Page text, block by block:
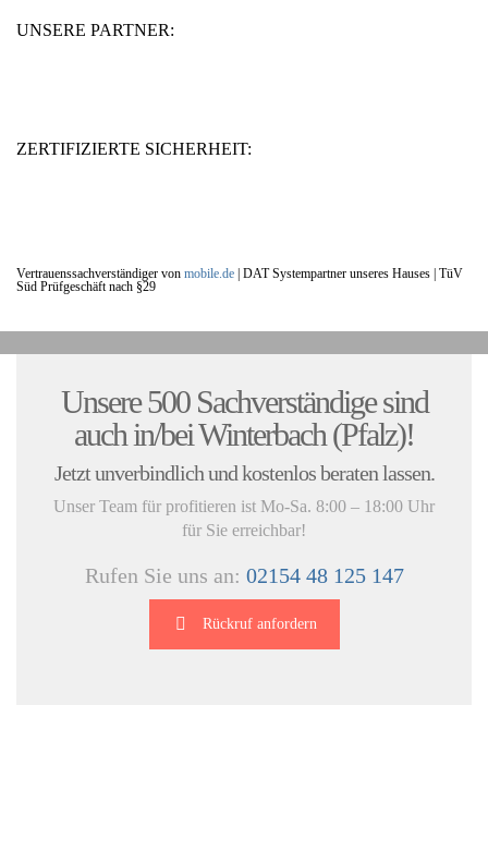
UNSERE PARTNER:
ZERTIFIZIERTE SICHERHEIT:
Vertrauenssachverständiger von mobile.de DAT Systempartner unseres Hauses | TüV
Süd Prüfgeschäft nach §29
Unsere 500 Sachverständige sind
auch in/bei Winterbach (Pfalz)!
Jetzt unverbindlich und kostenlos beraten lassen.
Unser Team für profitieren ist Mo-Sa. 8:00 – 18:00 Uhr
für Sie erreichbar!
Rufen Sie uns an: 02154 48 125 147
Rückruf anfordern